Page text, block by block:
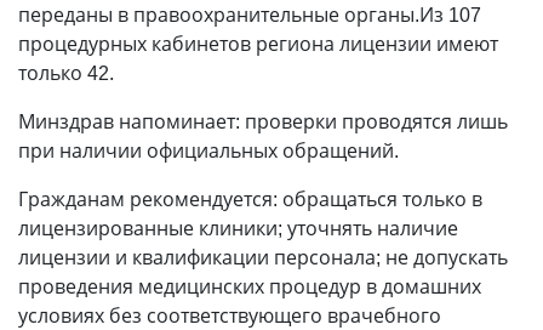
переданы в правоохранительные органы.Из 107
процедурных кабинетов региона лицензии имеют
только 42.
Минздрав напоминает: проверки проводятся лишь
при наличии официальных обращений.
Гражданам рекомендуется: обращаться только в
лицензированные клиники; уточнять наличие
лицензии и квалификации персонала; не допускать
проведения медицинских процедур в домашних
условиях без соответствующего врачебного